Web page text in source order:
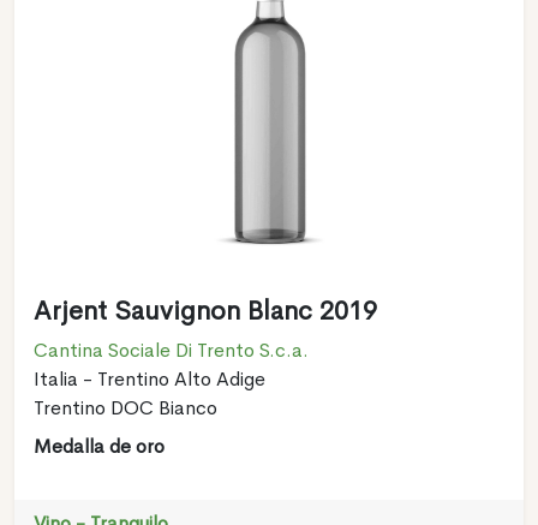
Arjent Sauvignon Blanc 2019
Cantina Sociale Di Trento S.c.a.
Italia - Trentino Alto Adige
Trentino DOC Bianco
Medalla de oro